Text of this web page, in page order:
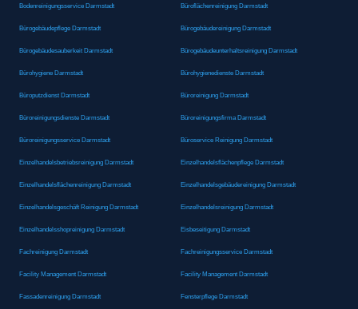
Bodenreinigungsservice Darmstadt Büroflächenreinigung Darmstadt
Bürogebäudepflege Darmstadt Bürogebäudereinigung Darmstadt
Bürogebäudesauberkeit Darmstadt Bürogebäudeunterhaltsreinigung Darmstadt
Bürohygiene Darmstadt Bürohygienedienste Darmstadt
Büroputzdienst Darmstadt Büroreinigung Darmstadt
Büroreinigungsdienste Darmstadt Büroreinigungsfirma Darmstadt
Büroreinigungsservice Darmstadt Büroservice Reinigung Darmstadt
Einzelhandelsbetriebsreinigung Darmstadt Einzelhandelsflächenpflege Darmstadt
Einzelhandelsflächenreinigung Darmstadt Einzelhandelsgebäudereinigung Darmstadt
Einzelhandelsgeschäft Reinigung Darmstadt Einzelhandelsreinigung Darmstadt
Einzelhandelsshopreinigung Darmstadt Eisbeseitigung Darmstadt
Fachreinigung Darmstadt Fachreinigungsservice Darmstadt
Facility Management Darmstadt Facility Management Darmstadt
Fassadenreinigung Darmstadt Fensterpflege Darmstadt